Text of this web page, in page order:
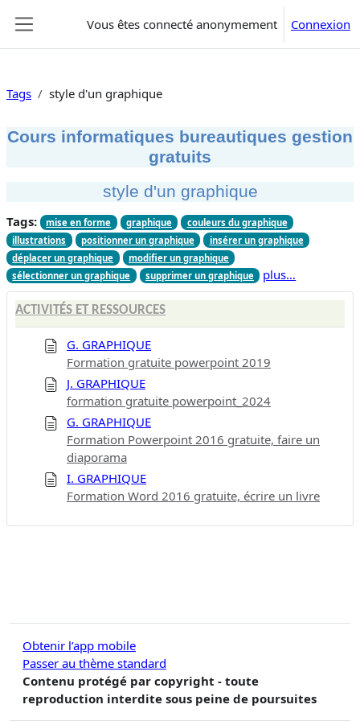
Vous êtes connecté anonymement Connexion
Tags style d'un graphique
Cours informatiques bureautiques gestion
gratuits
style d'un graphique
Tags: mise en forme graphique
couleurs du graphique
illustrations
positionner un graphique
insérer un graphique
déplacer un graphique
modifier un graphique
sélectionner un graphique
supprimer un graphique plus…
ACTIVITÉS ET RESSOURCES
G. GRAPHIQUE
Formation gratuite powerpoint 2019
J. GRAPHIQUE
formation gratuite powerpoint_2024
G. GRAPHIQUE
Formation Powerpoint 2016 gratuite, faire un
diaporama
I. GRAPHIQUE
Formation Word 2016 gratuite, écrire un livre
Obtenir l’app mobile
Passer au thème standard
Contenu protégé par copyright - toute
reproduction interdite sous peine de poursuites